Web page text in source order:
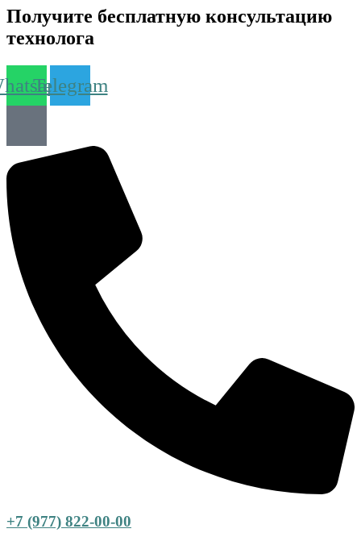
Получите бесплатную консультацию
технолога
Telegram
+7 (977) 822-00-00